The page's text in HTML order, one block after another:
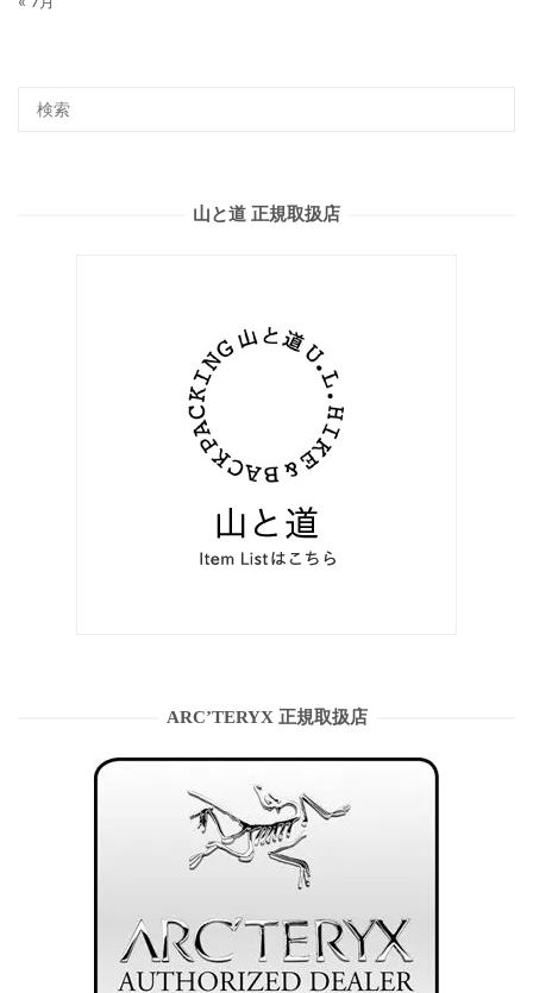
山と道 正規取扱店
ARC’TERYX 正規取扱店